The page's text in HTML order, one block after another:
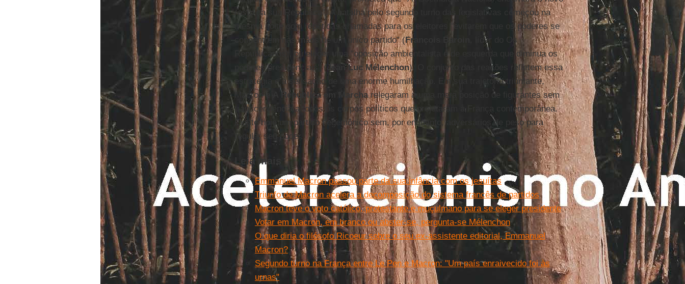
rosto da sua República". A batalha pelo segundo turno das legislativas começou na
mesma noite com repetidas chamadas para os eleitores "evitarem que os poderes se
concentrem nas mãos de um único partido" (François Baroin
, líder do Os
Republicanos), ou eleger uma "oposição ambientalista e de esquerda que diminua os
poderes presidenciais" ( Jean Luc Mélenchon). O conjunto das reações refletem essa
estratégia e a sensação de uma enorme humilhação. Em sua trajetória triunfante,
Macron e
A República em Marcharelegaram a uma mera posição de figurantes sem
transcendência a todos os corpos políticos que projetaram a França contemporânea.
Existe hoje um partido hegemônico sem, por enquanto, adversários de peso para
regular seu poder.
Leia mais
Emmanuel Macron passou parte da sua infância com os jesuítas
Triunfo de Macron acelera a decomposição do sistema francês de partidos
Macron teve o voto católico, protestante e muçulmano para se eleger presidente
Votar em Macron, em branco ou abster-se, pergunta-se Mélenchon
O que diria o filósofo Ricoeur sobre o seu ex-assistente editorial, Emmanuel
Macron?
Segundo turno na França entre Le Pen e Macron: "Um país enraivecido foi às
urnas"